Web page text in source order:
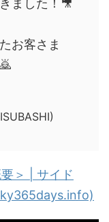
ました！🎥
お客さま
＞ | サイド